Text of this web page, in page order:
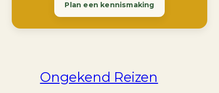
Plan een kennismaking
Ongekend Reizen